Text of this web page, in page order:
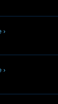
›
›